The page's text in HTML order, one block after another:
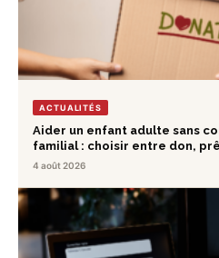
ACTUALITÉS
Aider un enfant adulte sans
familial : choisir entre don,
4 août 2026